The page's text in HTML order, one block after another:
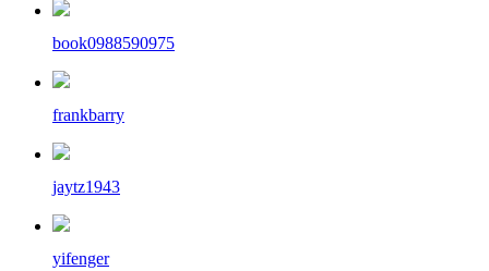
book0988590975
frankbarry
jaytz1943
yifenger